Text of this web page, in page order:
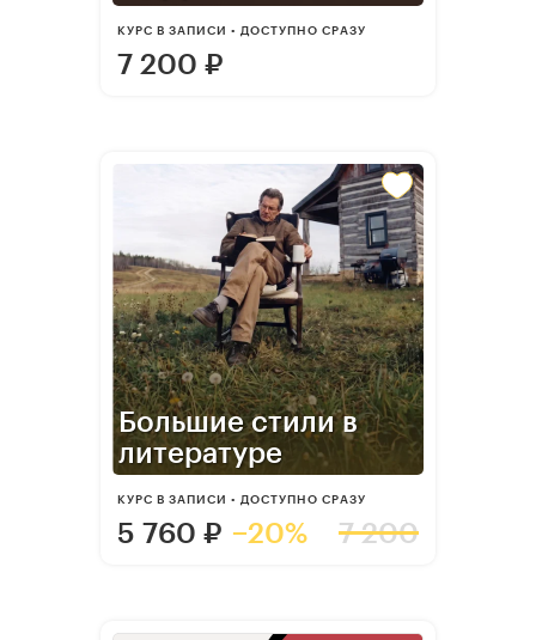
КУРС В ЗАПИСИ • ДОСТУПНО СРАЗУ
7 200 ₽
Большие стили в
литературе
КУРС В ЗАПИСИ • ДОСТУПНО СРАЗУ
5 760 ₽ −20% 7 200